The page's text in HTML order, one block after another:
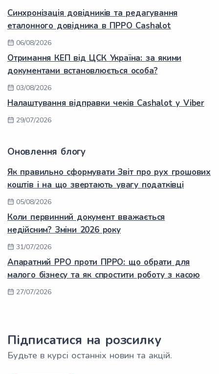
Синхронізація довідників та редагування
еталонного довідника в ПРРО Cashalot
06/08/2026
Отримання КЕП від ЦСК Україна: за якими
документами встановлюється особа?
03/08/2026
Налаштування відправки чеків Cashalot у Viber
29/07/2026
Оновлення блогу
Як правильно сформувати Звіт про рух грошових
коштів і на що звертають увагу податківці
05/08/2026
Коли первинний документ вважається
недійсним? Зміни 2026 року
31/07/2026
Апаратний РРО проти ПРРО: що обрати для
малого бізнесу та як спростити роботу з касою
27/07/2026
Підписатися на розсилку
Будьте в курсі останніх новин та акцій.